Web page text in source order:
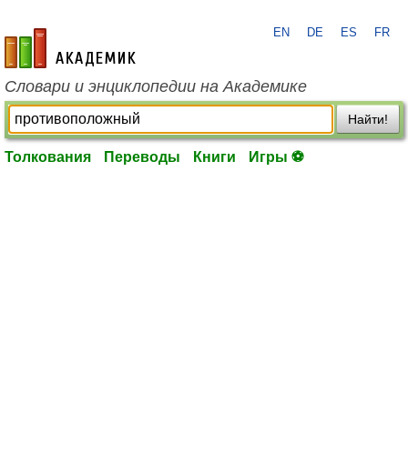
academic.ru
EN DE ES FR
Словари и энциклопедии на Академике
Найти!
Толкования Переводы Книги Игры ⚽